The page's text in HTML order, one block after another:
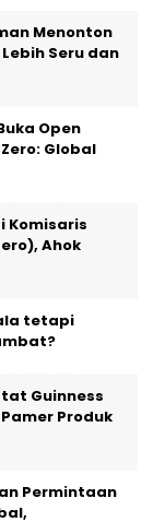
Menonton
Seru dan
Open
Global
Komisaris
Ahok
tetapi
Guinness
Produk
Permintaan